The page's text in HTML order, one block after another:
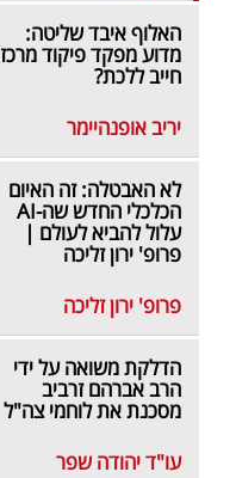
האלוף איבד שליטה:
מדוע מפקד פיקוד מרכז
חייב ללכת?
יריב אופנהיימר
לא האבטלה: זה האיום
הכלכלי החדש שה-AI
עלול להביא לעולם |
פרופ' ירון זליכה
פרופ' ירון זליכה
הדלקת משואה על ידי
הרב אברהם זרביב
מסכנת את לוחמי צה"ל
עו"ד יהודה שפר